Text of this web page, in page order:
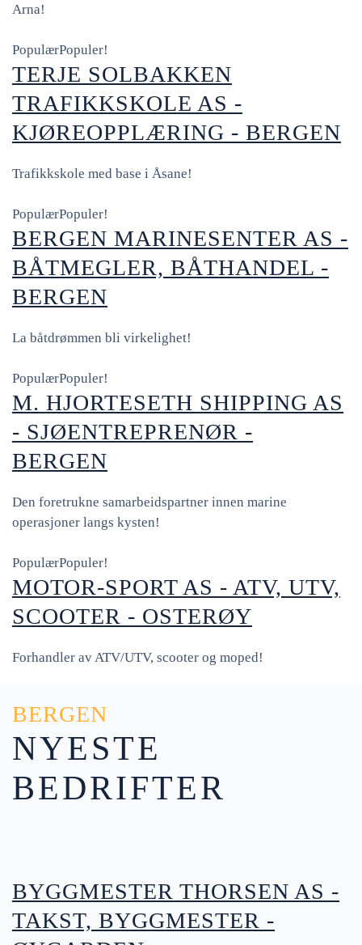
Arna!
PopulærPopuler!
TERJE SOLBAKKEN
TRAFIKKSKOLE AS -
KJØREOPPLÆRING - BERGEN
Trafikkskole med base i Åsane!
PopulærPopuler!
BERGEN MARINESENTER AS -
BÅTMEGLER, BÅTHANDEL -
BERGEN
La båtdrømmen bli virkelighet!
PopulærPopuler!
M. HJORTESETH SHIPPING AS
- SJØENTREPRENØR -
BERGEN
Den foretrukne samarbeidspartner innen marine
operasjoner langs kysten!
PopulærPopuler!
MOTOR-SPORT AS - ATV, UTV,
SCOOTER - OSTERØY
Forhandler av ATV/UTV, scooter og moped!
BERGEN
NYESTE
BEDRIFTER
BYGGMESTER THORSEN AS -
TAKST, BYGGMESTER -